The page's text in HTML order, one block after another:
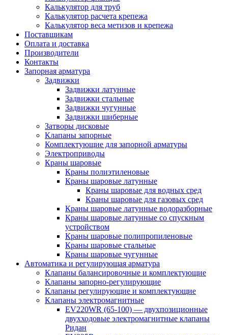
Калькулятор для труб
Калькулятор расчета крепежа
Калькулятор веса метизов и крепежа
Поставщикам
Оплата и доставка
Производители
Контакты
Запорная арматура
Задвижки
Задвижки латунные
Задвижки стальные
Задвижки чугунные
Задвижки шиберные
Затворы дисковые
Клапаны запорные
Комплектующие для запорной арматуры
Электроприводы
Краны шаровые
Краны полиэтиленовые
Краны шаровые латунные
Краны шаровые для водных сред
Краны шаровые для газовых сред
Краны шаровые латунные водоразборные
Краны шаровые латунные со спускным
устройством
Краны шаровые полипропиленовые
Краны шаровые стальные
Краны шаровые чугунные
Автоматика и регулирующая арматура
Клапаны балансировочные и комплектующие
Клапаны запорно-регулирующие
Клапаны регулирующие и комплектующие
Клапаны электромагнитные
EV220WR (65-100) — двухпозиционные
двухходовые электромагнитные клапаны
Ридан